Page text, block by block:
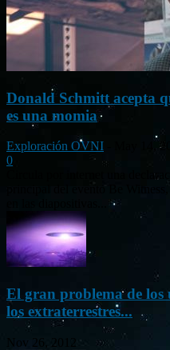
Donald Schmitt acepta
es una momia
Exploración OVNI
May 14,
0
Circula por internet una
principal del evento Be
El gran problema de los
los extraterrestres...
Nov 26, 2012